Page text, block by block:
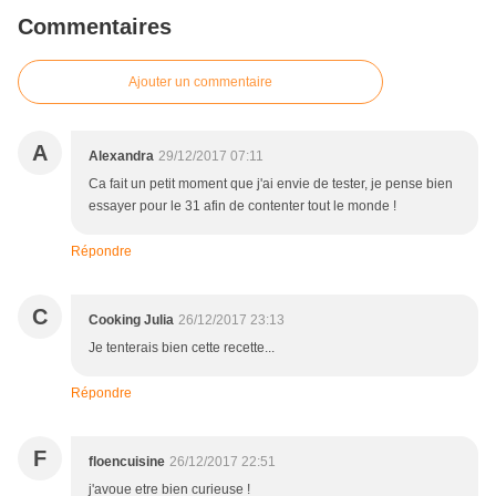
Commentaires
Ajouter un commentaire
A Alexandra 29/12/2017 07:11
Ca fait un petit moment que j'ai envie de tester, je pense bien
essayer pour le 31 afin de contenter tout le monde !
Répondre
C Cooking Julia 26/12/2017 23:13
Je tenterais bien cette recette...
Répondre
F floencuisine 26/12/2017 22:51
j'avoue etre bien curieuse !